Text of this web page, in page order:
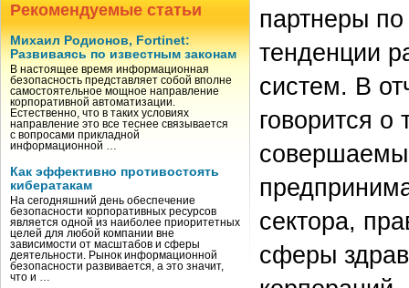
Рекомендуемые статьи
Михаил Родионов, Fortinet:
Развиваясь по известным законам
В настоящее время информационная
безопасность представляет собой вполне
самостоятельное мощное направление
корпоративной автоматизации.
Естественно, что в таких условиях
направление это все теснее связывается
с вопросами прикладной
информационной …
Как эффективно противостоять
кибератакам
На сегодняшний день обеспечение
безопасности корпоративных ресурсов
является одной из наиболее приоритетных
целей для любой компании вне
зависимости от масштабов и сферы
деятельности. Рынок информационной
безопасности развивается, а это значит,
что и …
партнеры
тенденции
систем. В
говорится о
сектора,
сферы